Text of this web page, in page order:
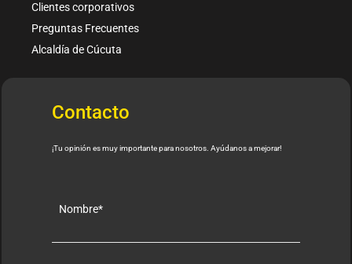
Clientes corporativos
Preguntas Frecuentes
Alcaldía de Cúcuta
Contacto
¡Tu opinión es muy importante para nosotros. Ayúdanos a mejorar!